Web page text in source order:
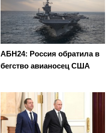
АБН24: Россия обратила в
бегство авианосец США